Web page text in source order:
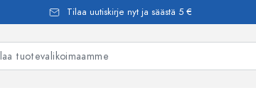
Tilaa uutiskirje nyt ja säästä 5 €